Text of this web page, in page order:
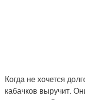
Когда не хочется
кабачков выручит.